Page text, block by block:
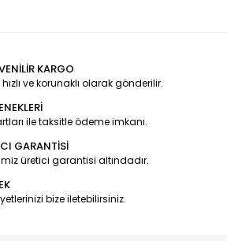
KARGO
ve korunaklı olarak gönderilir.
ile taksitle ödeme imkanı.
GARANTİSİ
üretici garantisi altındadır.
bize iletebilirsiniz.